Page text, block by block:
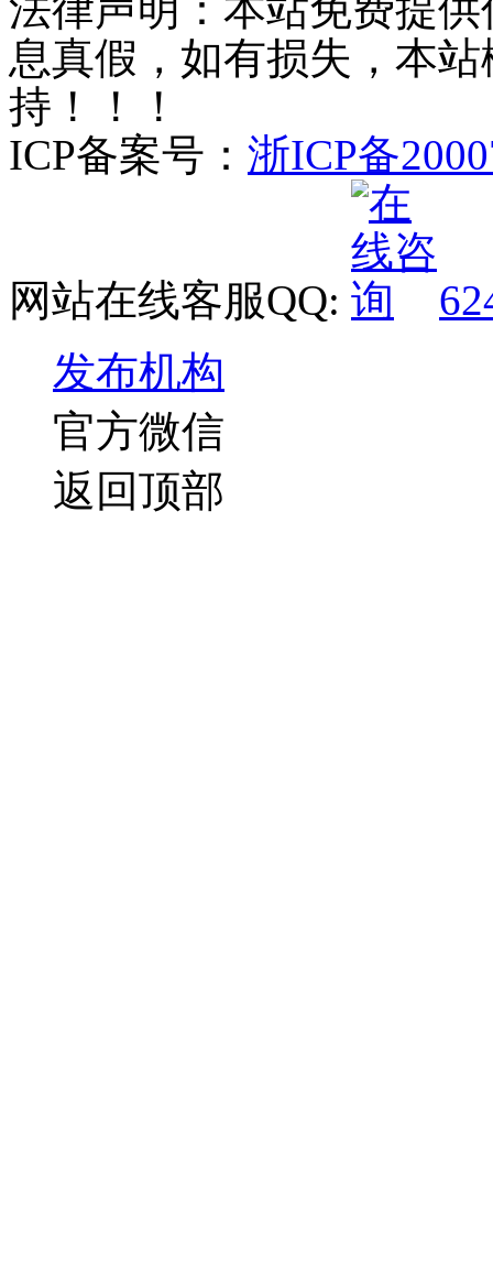
息真假，如有损失，本
持！！！
ICP备案号： 浙ICP备
网站在线客服QQ:
发布机构
官方微信
返回顶部